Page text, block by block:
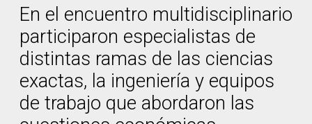
En el encuentro multidisciplinario
participaron especialistas de
distintas ramas de las ciencias
exactas, la ingeniería y equipos
de trabajo que abordaron las